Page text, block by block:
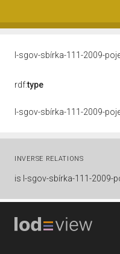
l-sgov-sbírka-111-2009-
rdf:type
l-sgov-sbírka-111-2009-
INVERSE RELATIONS
is l-sgov-sbírka-111-2009-